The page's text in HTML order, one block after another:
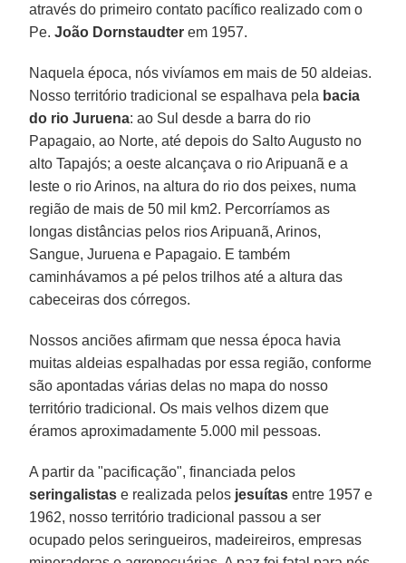
através do primeiro contato pacífico realizado com o
Pe.João Dornstaudter em 1957.
Naquela época, nós vivíamos em mais de 50 aldeias.
Nosso território tradicional se espalhava pela bacia
do rio Juruena: ao Sul desde a barra do rio
Papagaio, ao Norte, até depois do Salto Augusto no
alto Tapajós; a oeste alcançava o rio Aripuanã e a
leste o rio Arinos, na altura do rio dos peixes, numa
região de mais de 50 mil km2. Percorríamos as
longas distâncias pelos rios Aripuanã, Arinos,
Sangue, Juruena e Papagaio. E também
caminhávamos a pé pelos trilhos até a altura das
cabeceiras dos córregos.
Nossos anciões afirmam que nessa época havia
muitas aldeias espalhadas por essa região, conforme
são apontadas várias delas no mapa do nosso
território tradicional. Os mais velhos dizem que
éramos aproximadamente 5.000 mil pessoas.
A partir da "pacificação", financiada pelos
seringalistas e realizada pelos jesuítas entre 1957 e
1962, nosso território tradicional passou a ser
ocupado pelos seringueiros, madeireiros, empresas